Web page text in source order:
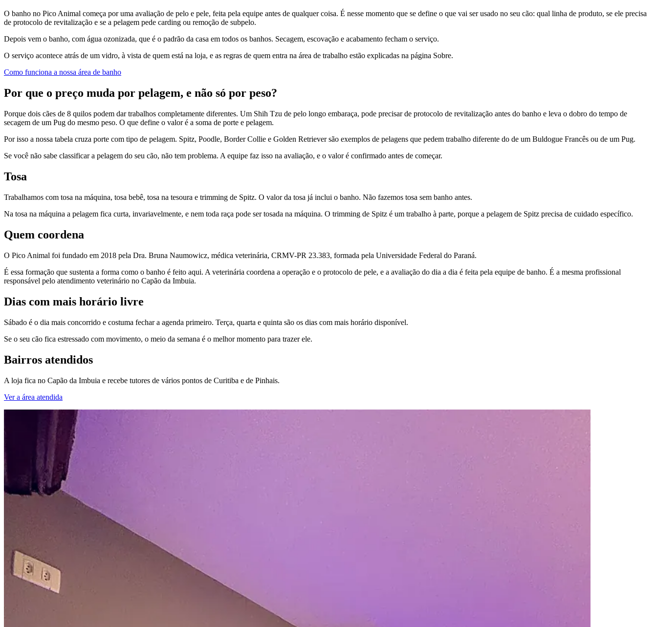
O banho no Pico Animal começa por uma avaliação de pelo e pele, feita pela equipe antes de qualquer coisa. É nesse momento que se define o que vai ser usado no seu cão: qual linha de produto, se ele precisa
de protocolo de revitalização e se a pelagem pede carding ou remoção de subpelo.
Depois vem o banho, com água ozonizada, que é o padrão da casa em todos os banhos. Secagem, escovação e acabamento fecham o serviço.
O serviço acontece atrás de um vidro, à vista de quem está na loja, e as regras de quem entra na área de trabalho estão explicadas na página Sobre.
Como funciona a nossa área de banho
Por que o preço muda por pelagem, e não só por peso?
Porque dois cães de 8 quilos podem dar trabalhos completamente diferentes. Um Shih Tzu de pelo longo embaraça, pode precisar de protocolo de revitalização antes do banho e leva o dobro do tempo de
secagem de um Pug do mesmo peso. O que define o valor é a soma de porte e pelagem.
Por isso a nossa tabela cruza porte com tipo de pelagem. Spitz, Poodle, Border Collie e Golden Retriever são exemplos de pelagens que pedem trabalho diferente do de um Buldogue Francês ou de um Pug.
Se você não sabe classificar a pelagem do seu cão, não tem problema. A equipe faz isso na avaliação, e o valor é confirmado antes de começar.
Tosa
Trabalhamos com tosa na máquina, tosa bebê, tosa na tesoura e trimming de Spitz. O valor da tosa já inclui o banho. Não fazemos tosa sem banho antes.
Na tosa na máquina a pelagem fica curta, invariavelmente, e nem toda raça pode ser tosada na máquina. O trimming de Spitz é um trabalho à parte, porque a pelagem de Spitz precisa de cuidado específico.
Quem coordena
O Pico Animal foi fundado em 2018 pela Dra. Bruna Naumowicz, médica veterinária, CRMV-PR 23.383, formada pela Universidade Federal do Paraná.
É essa formação que sustenta a forma como o banho é feito aqui. A veterinária coordena a operação e o protocolo de pele, e a avaliação do dia a dia é feita pela equipe de banho. É a mesma profissional
responsável pelo atendimento veterinário no Capão da Imbuia.
Dias com mais horário livre
Sábado é o dia mais concorrido e costuma fechar a agenda primeiro. Terça, quarta e quinta são os dias com mais horário disponível.
Se o seu cão fica estressado com movimento, o meio da semana é o melhor momento para trazer ele.
Bairros atendidos
A loja fica no Capão da Imbuia e recebe tutores de vários pontos de Curitiba e de Pinhais.
Ver a área atendida